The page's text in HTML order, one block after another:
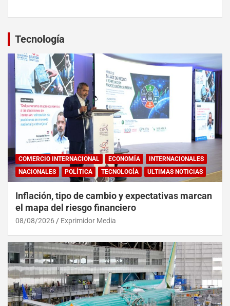
Tecnología
COMERCIO INTERNACIONAL ECONOMÍA
INTERNACIONALES
NACIONALES
POLÍTICA TECNOLOGÍA ULTIMAS NOTICIAS
Inflación, tipo de cambio y expectativas marcan
el mapa del riesgo financiero
08/08/2026 Exprimidor Media